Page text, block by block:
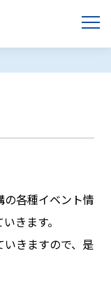
各種イベント情
きます。
きますので、是